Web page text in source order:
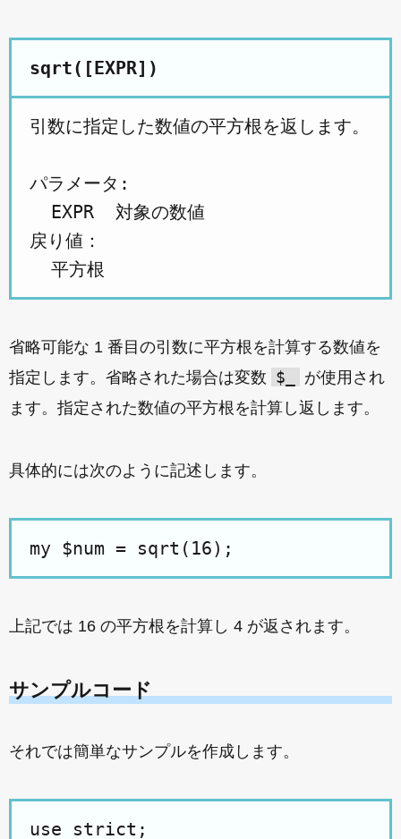
sqrt([EXPR])
引数に指定した数値の平方根を返します。
パラメータ:
  EXPR  対象の数値
戻り値：
省略可能な 1 番目の引数に平方根を計算する数値を
指定します。省略された場合は変数 $_
が使用され
ます。指定された数値の平方根を計算し返します。
具体的には次のように記述します。
上記では 16 の平方根を計算し 4 が返されます。
サンプルコード
それでは簡単なサンプルを作成します。
use strict;